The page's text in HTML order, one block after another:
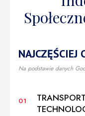
NAJCZĘŚCIEJ
Na podstawie danych